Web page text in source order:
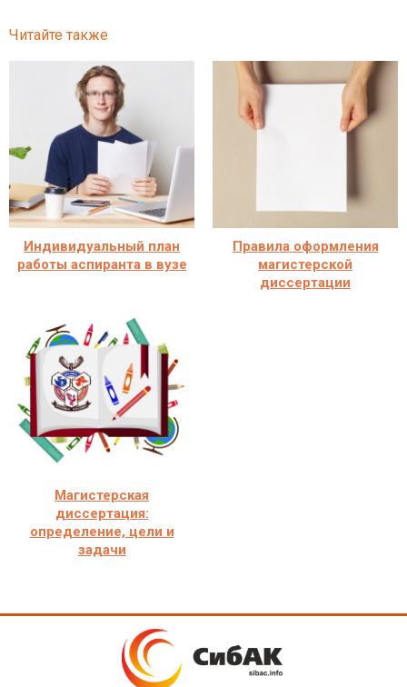
Читайте также
Индивидуальный план
работы аспиранта в вузе
Правила оформления
магистерской
диссертации
Магистерская
диссертация:
определение, цели и
задачи